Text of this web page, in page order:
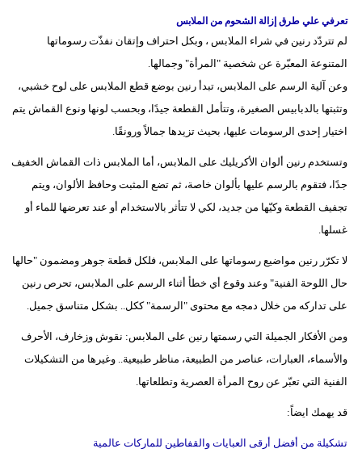
تعرفي علي طرق إزالة الشحوم من الملابس
لم تتردّد رنين في شراء الملابس ، وبكل احتراف وإتقان نفذّت رسوماتها
المتنوعة المعبّرة عن شخصية "المرأة" وجمالها.
وعن آلية الرسم على الملابس، تبدأ رنين بوضع قطع الملابس على لوح خشبي،
وتثبتها بالدبابيس الصغيرة، وتتأمل القطعة جيدًا، وبحسب لونها ونوع القماش يتم
اختيار إحدى الرسومات عليها، بحيث تزيدها جمالاً ورونقًا.
وتستخدم رنين ألوان الأكريليك على الملابس، أما الملابس ذات القماش الخفيف
جدًا، فتقوم بالرسم عليها بألوان خاصة، ثم تضع المثبت وحافظ الألوان، ويتم
تجفيف القطعة وكيّها من جديد، لكي لا تتأثر بالاستخدام أو عند تعرضها للماء أو
غسلها.
لا تكرّر رنين مواضيع رسوماتها على الملابس، فلكل قطعة جوهر ومضمون "حالها
حال اللوحة الفنية" وعند وقوع أي خطأ أثناء الرسم على الملابس، تحرص رنين
على تداركه من خلال دمجه مع محتوى "الرسمة" ككل.. بشكل متناسق جميل.
ومن الأفكار الجميلة التي رسمتها رنين على الملابس: نقوش وزخارف، الأحرف
والأسماء، العبارات، عناصر من الطبيعة، مناظر طبيعية.. وغيرها من التشكيلات
الفنية التي تعبّر عن روح المرأة العصرية وتطلعاتها.
قد يهمك ايضاً:
تشكيلة من أفضل أرقى العبايات والقفاطين للماركات عالمية